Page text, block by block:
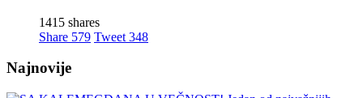
1415 shares
Share 579 Tweet 348
Najnovije